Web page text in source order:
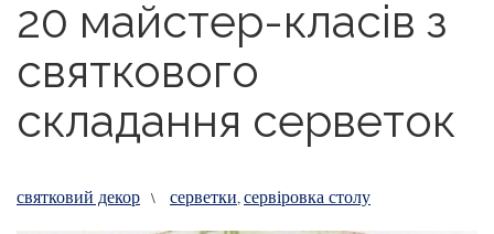
20 майстер-класів з
святкового
складання серветок
святковий декор \ серветки,сервіровка столу